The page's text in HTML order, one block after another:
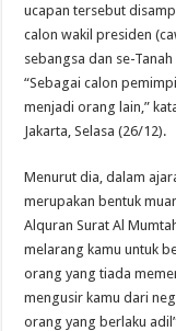
ucapan tersebut
calon wakil presiden
sebangsa dan se-Tanah
“Sebagai calon
menjadi orang lain,”
Jakarta, Selasa (26/12).
Menurut dia, dalam
merupakan bentuk
Alquran Surat Al
melarang kamu untuk
orang yang tiada
mengusir kamu dari
orang yang berlaku